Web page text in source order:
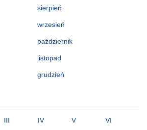
sierpień
wrzesień
październik
listopad
grudzień
III IV V VI